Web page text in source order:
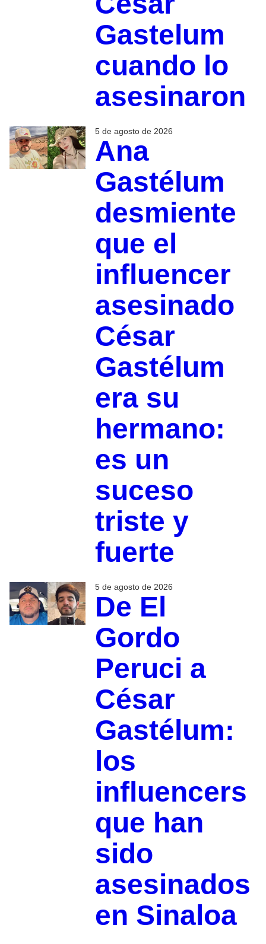
Gastelum
cuando lo
asesinaron
5 de agosto de 2026
Ana
Gastélum
desmiente
que el
influencer
asesinado
César
Gastélum
era su
hermano:
es un
suceso
triste y
fuerte
5 de agosto de 2026
De El
Gordo
Peruci a
César
Gastélum:
los
influencers
que han
sido
asesinados
en Sinaloa